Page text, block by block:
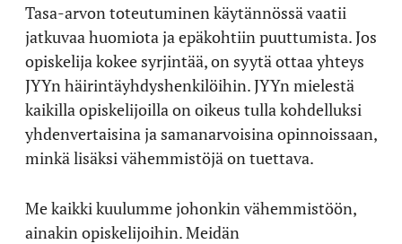
Tasa-arvon toteutuminen käytännössä vaatii
jatkuvaa huomiota ja epäkohtiin puuttumista. Jos
opiskelija kokee syrjintää, on syytä ottaa yhteys
JYYn häirintäyhdyshenkilöihin. JYYn mielestä
kaikilla opiskelijoilla on oikeus tulla kohdelluksi
yhdenvertaisina ja samanarvoisina opinnoissaan,
minkä lisäksi vähemmistöjä on tuettava.
Me kaikki kuulumme johonkin vähemmistöön,
ainakin opiskelijoihin. Meidän